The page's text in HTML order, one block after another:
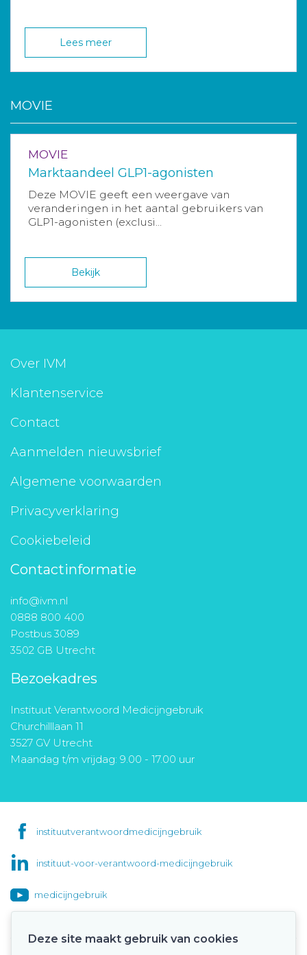
Lees meer
MOVIE
MOVIE
Marktaandeel GLP1-agonisten
Deze MOVIE geeft een weergave van
veranderingen in het aantal gebruikers van
GLP1-agonisten (exclusi...
Bekijk
Over IVM
Klantenservice
Contact
Aanmelden nieuwsbrief
Algemene voorwaarden
Privacyverklaring
Cookiebeleid
Contactinformatie
info@ivm.nl
0888 800 400
Postbus 3089
3502 GB Utrecht
Bezoekadres
Instituut Verantwoord Medicijngebruik
Churchilllaan 11
3527 GV Utrecht
Maandag t/m vrijdag: 9.00 - 17.00 uur
instituutverantwoordmedicijngebruik
instituut-voor-verantwoord-medicijngebruik
medicijngebruik
Deze site maakt gebruik van cookies